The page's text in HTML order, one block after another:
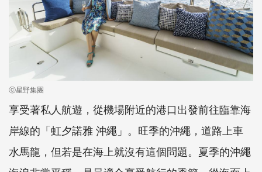
ⓒ星野集團
享受著私人航遊，從機場附近的港口出發前往臨靠海
岸線的「虹夕諾雅 沖繩」。旺季的沖繩，道路上車
水馬龍，但若是在海上就沒有這個問題。夏季的沖繩